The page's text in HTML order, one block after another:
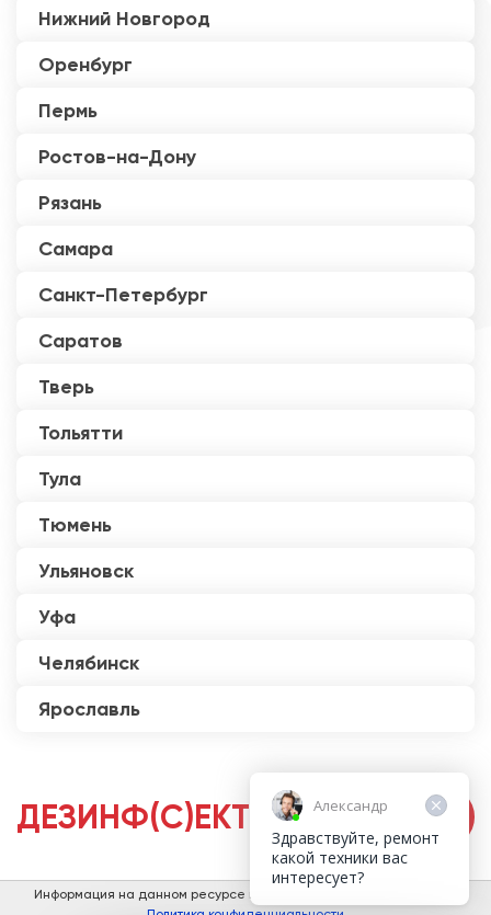
Нижний Новгород
Оренбург
Пермь
Ростов-на-Дону
Рязань
Самара
Санкт-Петербург
Саратов
Тверь
Тольятти
Тула
Тюмень
Ульяновск
Уфа
Челябинск
Ярославль
ДЕЗИНФ(С)ЕКТОРЫАлександр
Здравствуйте, ремонт
какой техники вас
интересует?
Информация на данном ресурсе не является публичной офертой.